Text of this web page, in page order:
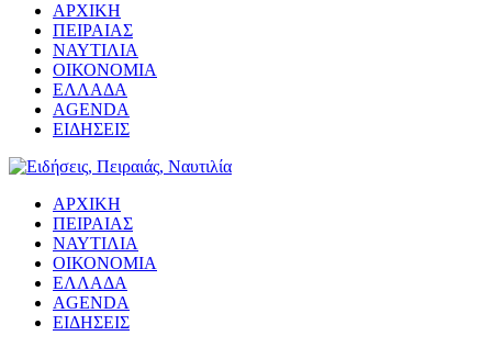
ΑΡΧΙΚΗ
ΠΕΙΡΑΙΑΣ
ΝΑΥΤΙΛΙΑ
ΟΙΚΟΝΟΜΙΑ
ΕΛΛΑΔΑ
AGENDA
ΕΙΔΗΣΕΙΣ
ΑΡΧΙΚΗ
ΠΕΙΡΑΙΑΣ
ΝΑΥΤΙΛΙΑ
ΟΙΚΟΝΟΜΙΑ
ΕΛΛΑΔΑ
AGENDA
ΕΙΔΗΣΕΙΣ